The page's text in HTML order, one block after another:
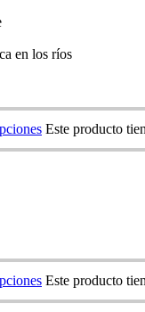
en los ríos
Este producto
Este producto